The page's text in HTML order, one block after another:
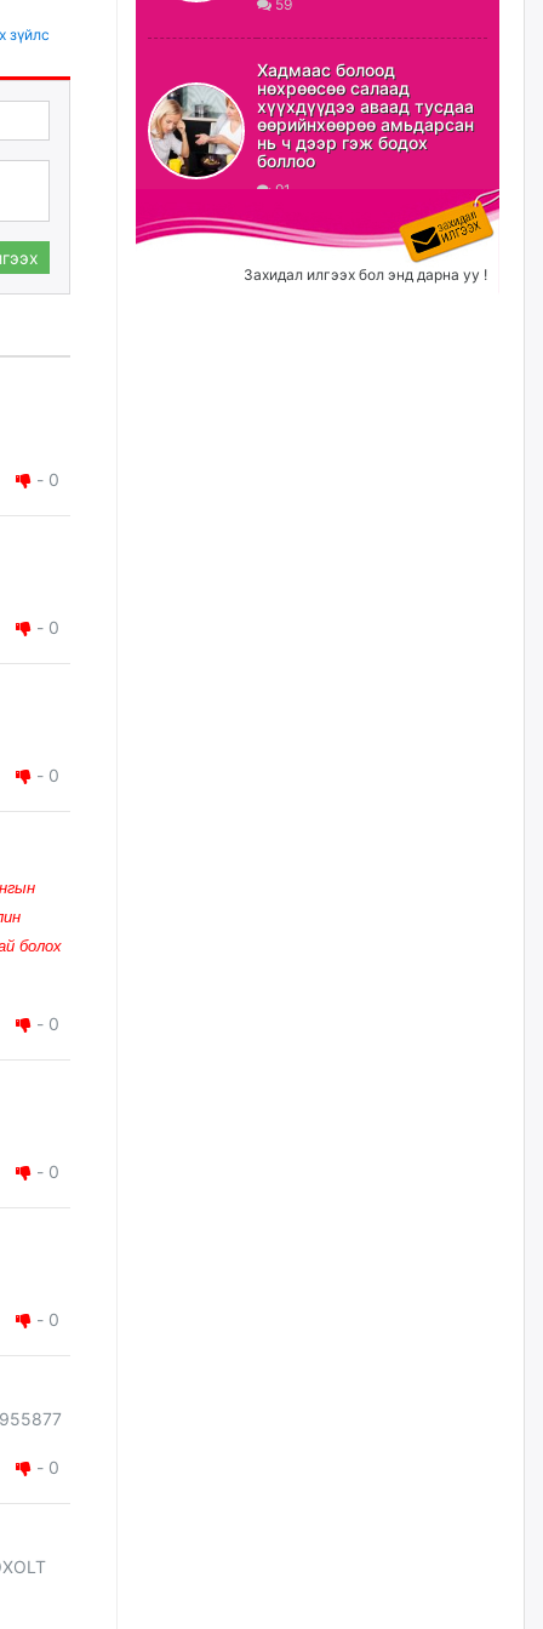
зүйлс
- 0
- 0
- 0
болох
- 0
- 0
- 0
- 0
ХЗДХ-ын сайд С.Амарсайхан:
Авлигаар авсан хөрөнгийг
хурааж, нийгмийн сайн
сайхны хөгжилд зориулах
бөгөөд үүнийг хэд хэдэн эрх
бүхий байгууллагаас санал авна
өчигдѳр
Шатахууныг олдож байгаа
газраас нь л авч байна. Үнэ
тарифаас илүү хангамж дээр
анхаарч байна
59
Хадмаас болоод
нөхрөөсөө салаад
хүүхдүүдээ аваад тусдаа
өөрийнхөөрөө амьдарсан
нь ч дээр гэж бодох
боллоо
91
Захидал илгээх бол энд дарна уу !